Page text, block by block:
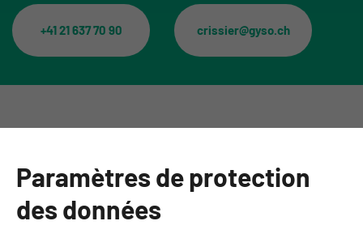
+41 21 637 70 90 crissier@gyso.ch
Informations
Paramètres de protection
des données